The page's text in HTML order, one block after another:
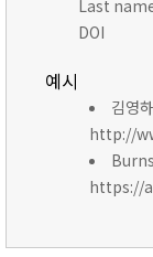
Last
DOI
예시
김영
http://
https://